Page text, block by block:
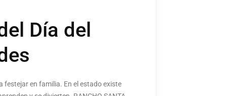
Día del
festejar en familia. En el estado existe